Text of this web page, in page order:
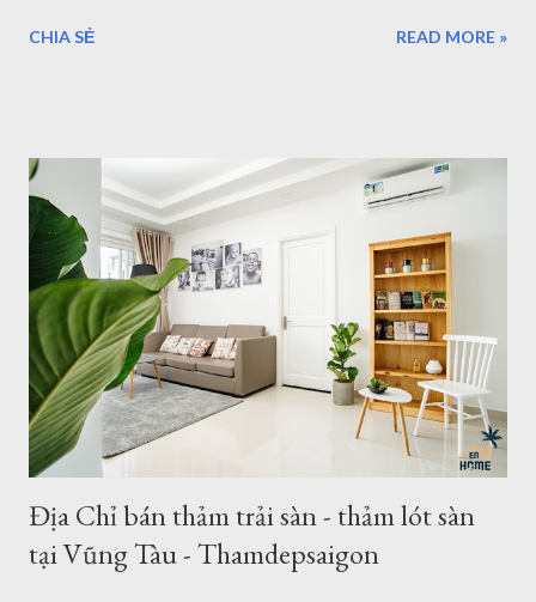
yêu cầu của bạn. Kho thảm trải sàn khổ lớn quận 7 TPHCM
khổ lớn - Bảo hành - Giao hàng .... Địa chỉ bán thảm lót sàn
khổ lớn tại HCM và Hà Nội Coupons trong tháng của Thảm
Đẹp 1. Giới thiệu về thảm khổ 2,5m - 3,4m 2,6m - 3,6m Là đơn
vị cung cấp thảm trải sàn - thảm trang trí nhà tại Hồ Chí Minh
và Hà Nội, chung tôi luôn phục vụ tối đa nhu cầu của khách
hàng, với nhu cầu trải sàn khổ lớn ơ Việt Nam, chúng tôi đã
nhập về nhiều mẫu thảm kích thước lớn từ 2m, 2,4m 2,5m 2,m
chiều ngang - chiều dài từ 3m - 3,5m. Hoặc b...
CHIA SẺ READ MORE »
Địa Chỉ bán thảm trải sàn - thảm lót sàn
tại Vũng Tàu - Thamdepsaigon